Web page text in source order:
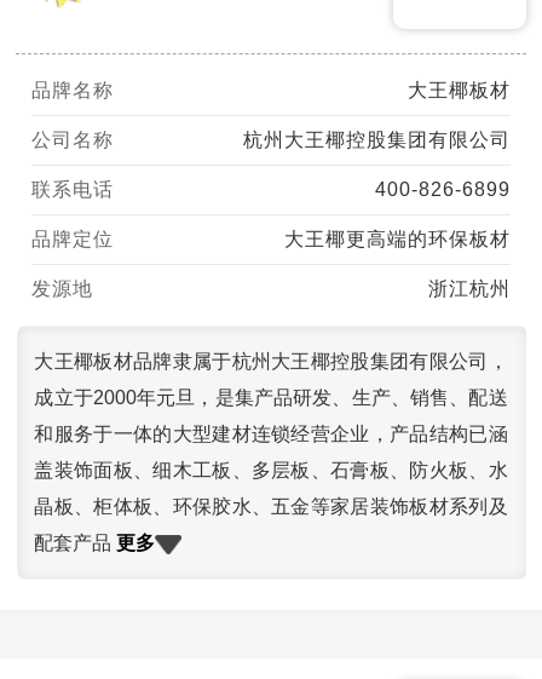
品牌名称 大王椰板材
公司名称 杭州大王椰控股集团有限公司
联系电话 400-826-6899
品牌定位 大王椰更高端的环保板材
发源地 浙江杭州
大王椰板材品牌隶属于杭州大王椰控股集团有限公司，
成立于2000年元旦，是集产品研发、生产、销售、配送
和服务于一体的大型建材连锁经营企业，产品结构已涵
盖装饰面板、细木工板、多层板、石膏板、防火板、水
晶板、柜体板、环保胶水、五金等家居装饰板材系列及
配套产品 更多